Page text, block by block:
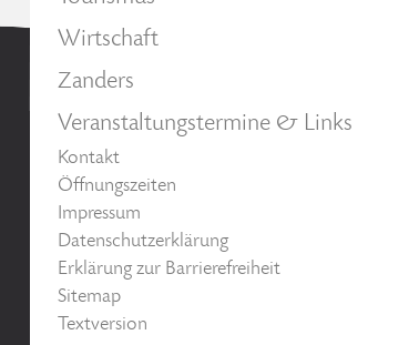
Wirtschaft
Zanders
Veranstaltungstermine & Links
Kontakt
Öffnungszeiten
Impressum
Datenschutzerklärung
Erklärung zur Barrierefreiheit
Sitemap
Textversion